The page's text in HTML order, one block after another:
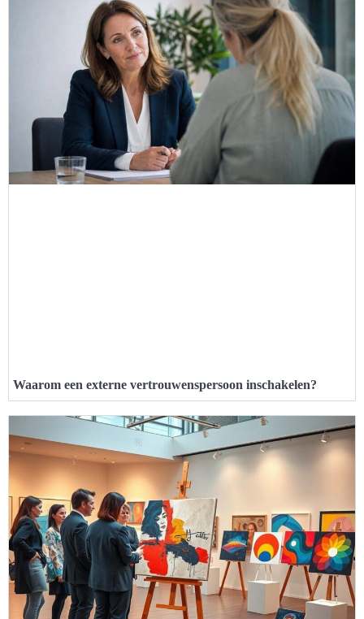
Waarom een externe vertrouwenspersoon inschakelen?